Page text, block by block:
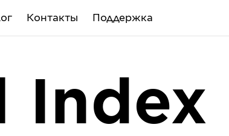
Контакты Поддержка
Index